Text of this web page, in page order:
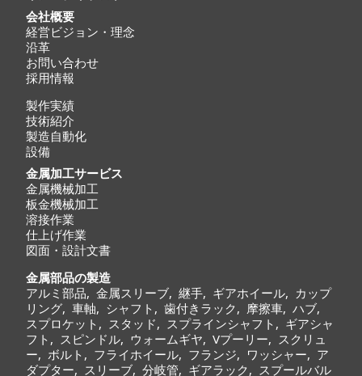
会社概要
経営ビジョン・理念
沿革
お問い合わせ
採用情報
製作実績
技術紹介
製造自動化
設備
金属加工サービス
金属機械加工
板金機械加工
溶接作業
仕上げ作業
図面・設計文書
金属部品の製造
アルミ部品, 金属スリーブ, 継手, ギアホイール, カップ
リング, 車軸, シャフト , 歯付きラック, 摩擦車, ハブ,
スプロケット , スタッド, スプラインシャフト , ギアシャ
フト , スピンドル, ウォームギヤ, Vプーリー, スクリュ
ー, ボルト , フライホイール, フランジ, ワッシャー, ア
ダプター, スリーブ, 分岐管, ギアラック, スプールバル